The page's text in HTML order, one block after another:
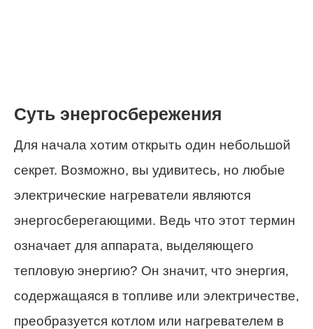
Суть энергосбережения
Для начала хотим открыть один небольшой
секрет. Возможно, вы удивитесь, но любые
электрические нагреватели являются
энергосберегающими. Ведь что этот термин
означает для аппарата, выделяющего
тепловую энергию? Он значит, что энергия,
содержащаяся в топливе или электричестве,
преобразуется котлом или нагревателем в